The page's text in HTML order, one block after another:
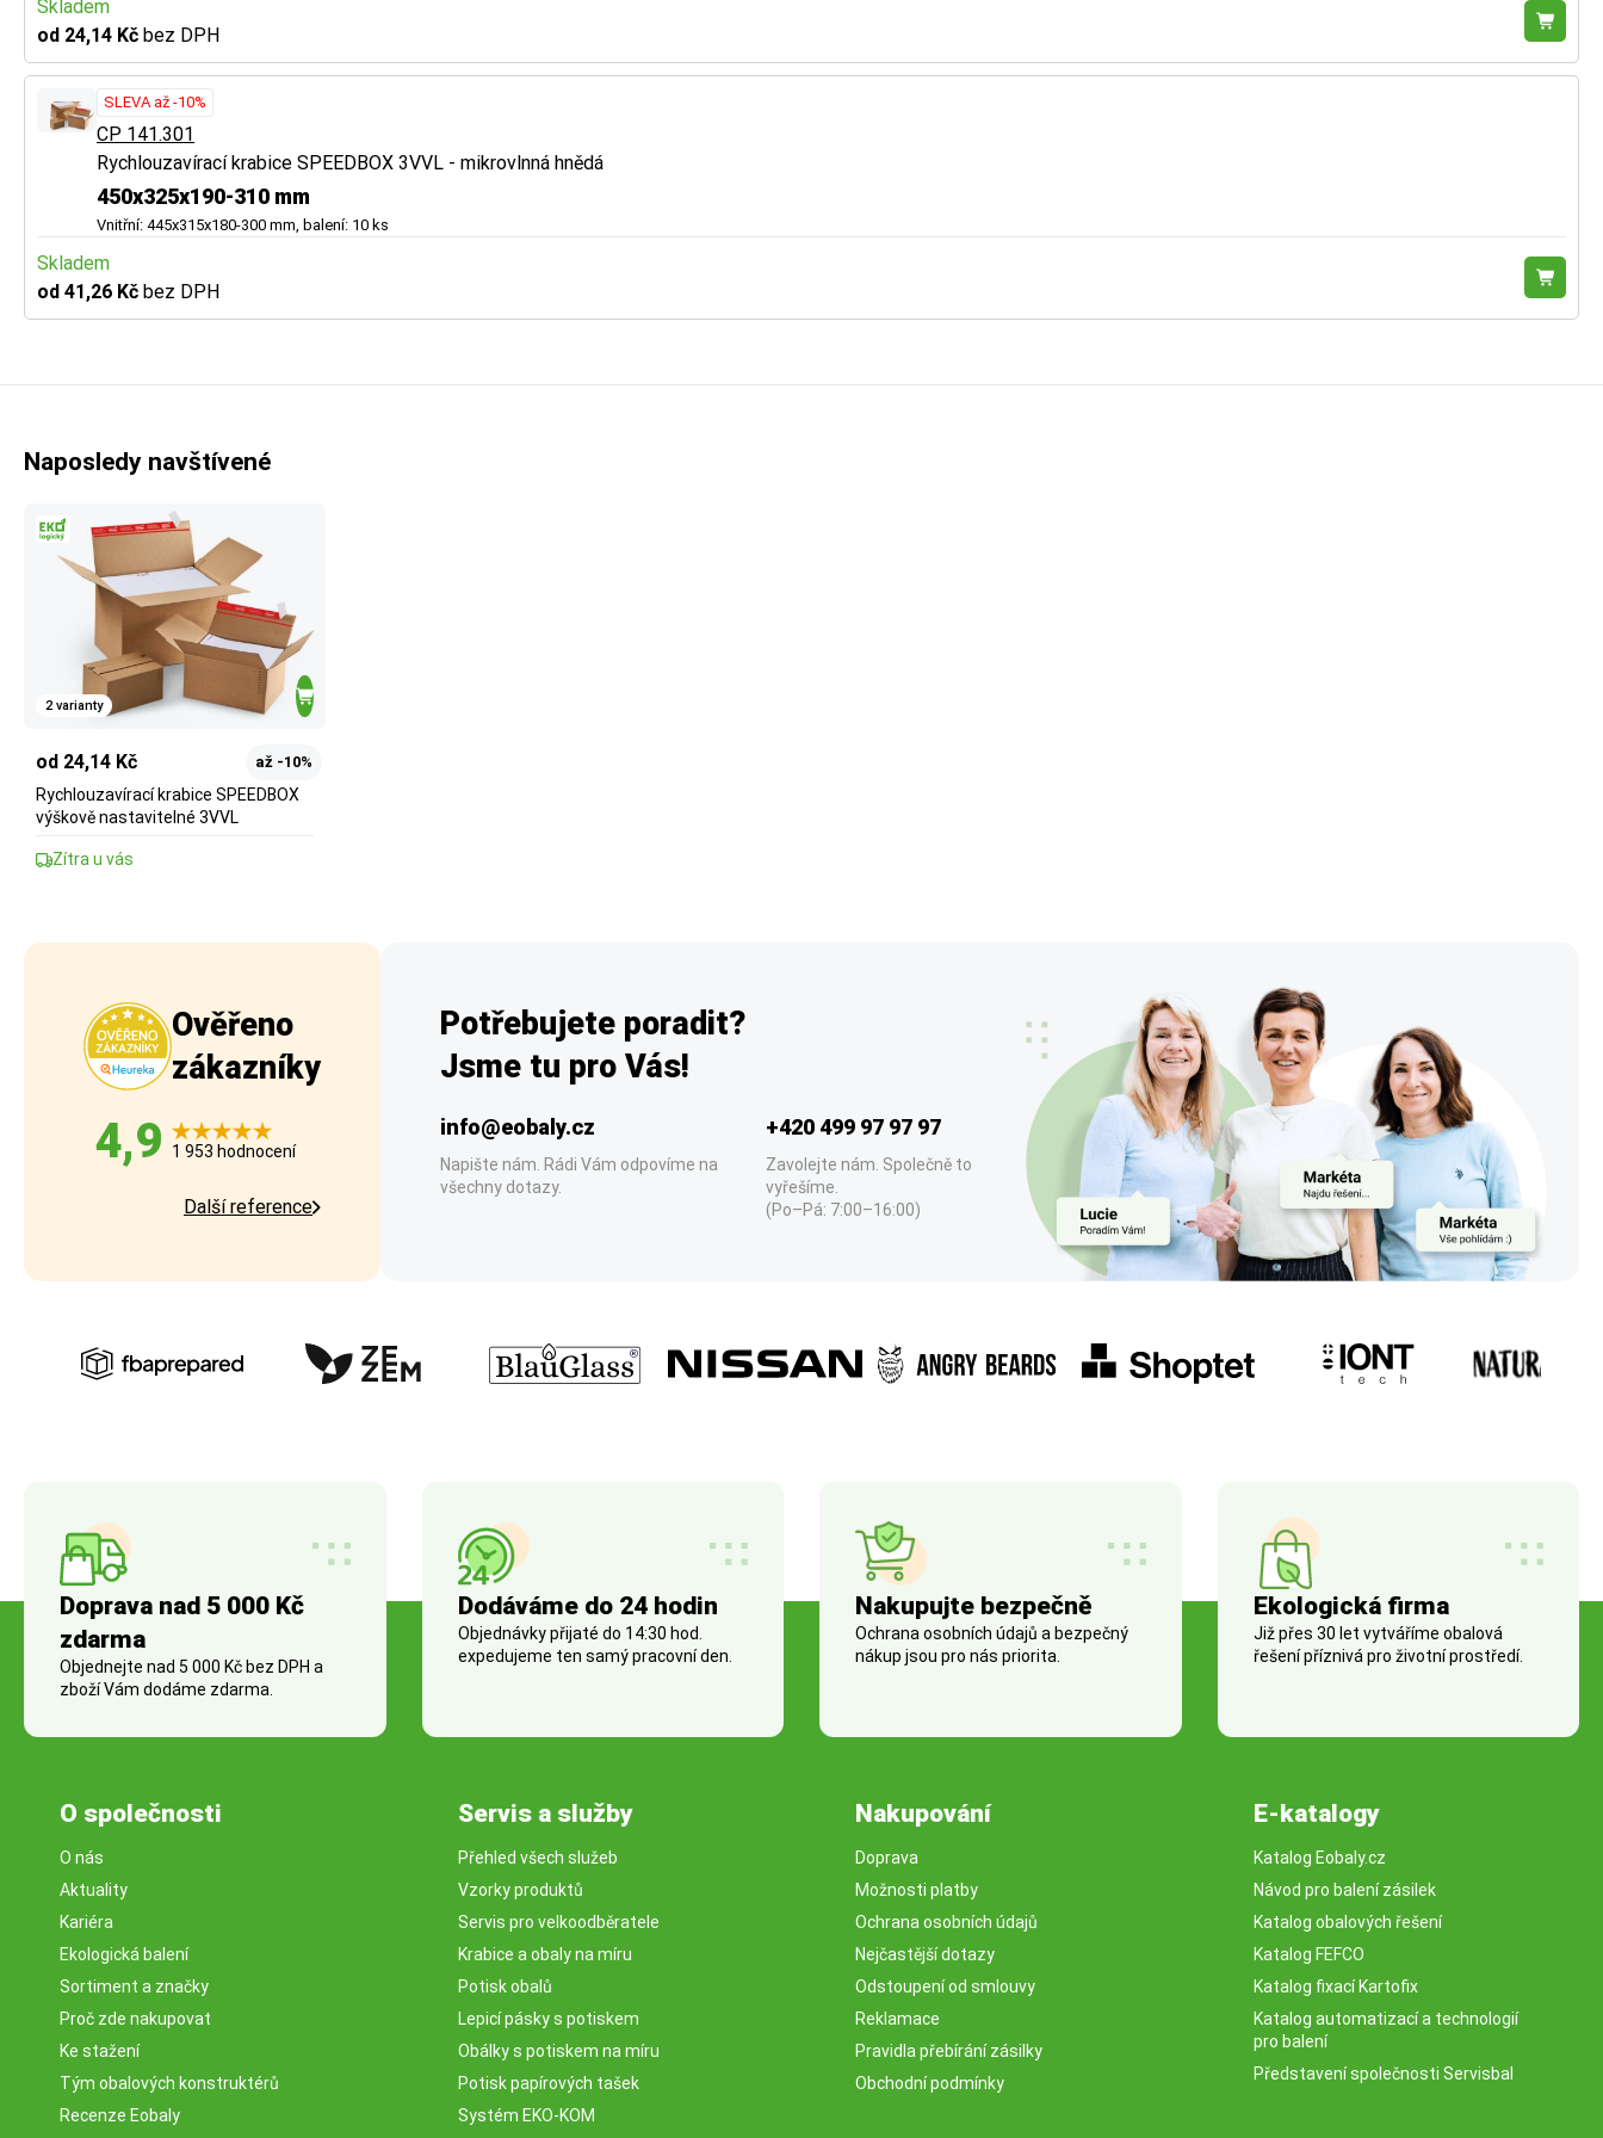
Skladem
od 24,14 Kč bez DPH
SLEVA až -10%
CP 141.301
Rychlouzavírací krabice SPEEDBOX 3VVL - mikrovlnná hnědá
450x325x190-310 mm
Vnitřní: 445x315x180-300 mm, balení: 10 ks
Skladem
od 41,26 Kč bez DPH
Naposledy navštívené
2 varianty
od 24,14 Kč až -10%
Rychlouzavírací krabice SPEEDBOX
výškově nastavitelné 3VVL
Zítra u vás
Ověřeno
zákazníky
4,9 1 953 hodnocení
Další reference
Potřebujete poradit?
Jsme tu pro Vás!
info@eobaly.cz
Napište nám. Rádi Vám odpovíme na
všechny dotazy.
+420 499 97 97 97
Zavolejte nám. Společně to
vyřešíme.
(Po–Pá: 7:00–16:00)
Doprava nad 5 000 Kč
zdarma
Objednejte nad 5 000 Kč bez DPH a
zboží Vám dodáme zdarma.
Dodáváme do 24 hodin
Objednávky přijaté do 14:30 hod.
expedujeme ten samý pracovní den.
Nakupujte bezpečně
Ochrana osobních údajů a bezpečný
nákup jsou pro nás priorita.
Ekologická firma
Již přes 30 let vytváříme obalová
řešení příznivá pro životní prostředí.
O společnosti
O nás
Aktuality
Kariéra
Ekologická balení
Sortiment a značky
Proč zde nakupovat
Ke stažení
Tým obalových konstruktérů
Recenze Eobaly
Servis a služby
Přehled všech služeb
Vzorky produktů
Servis pro velkoodběratele
Krabice a obaly na míru
Potisk obalů
Lepicí pásky s potiskem
Obálky s potiskem na míru
Potisk papírových tašek
Systém EKO-KOM
Nakupování
Doprava
Možnosti platby
Ochrana osobních údajů
Nejčastější dotazy
Odstoupení od smlouvy
Reklamace
Pravidla přebírání zásilky
Obchodní podmínky
E-katalogy
Katalog Eobaly.cz
Návod pro balení zásilek
Katalog obalových řešení
Katalog FEFCO
Katalog fixací Kartofix
Katalog automatizací a technologií
pro balení
Představení společnosti Servisbal